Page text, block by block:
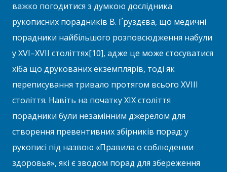
важко погодитися з думкою дослідника
рукописних порадників В. Ґруздєва, що медичні
порадники найбільшого розповсюдження набули
у XVI–XVII століттях[10], адже це може стосуватися
хіба що друкованих екземплярів, тоді як
переписування тривало протягом всього XVIII
століття. Навіть на початку XIX століття
порадники були незамінним джерелом для
створення превентивних збірників порад: у
рукописі під назвою «Правила о соблюдении
здоровья», які є зводом порад для збереження